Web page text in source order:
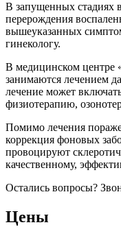
В запущенных стадиях
перерождения
вышеуказанных
гинекологу.
В медицинском центре
занимаются лечением
лечение может
физиотерапию,
Помимо лечения
коррекция фоновых
провоцируют
качественному,
Остались вопросы?
Цены